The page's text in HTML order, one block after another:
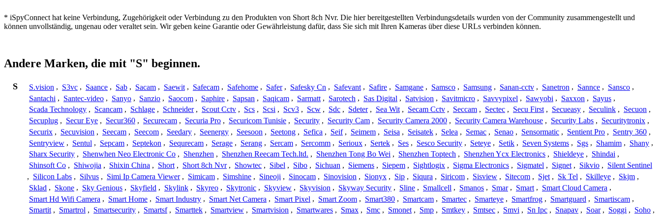
* iSpyConnect hat keine Verbindung, Zugehörigkeit oder Verbindung zu den Produkten von Short 8ch Nvr. Die hier bereitgestellten Verbindungsdetails wurden von der Community zusammengestellt und
können unvollständig, ungenau oder veraltet sein. Wir geben keine Garantie oder Gewährleistung dafür, dass Sie sich mit Ihren Kameras über diese URLs verbinden können.
Andere Marken, die mit "S" beginnen.
S S.vision , S3vc , Saance , Sab , Sacam , Saewit , Safecam , Safehome , Safer , Safesky Cn , Safevant , Safire , Samgane , Samsco , Samsung , Sanan-cctv , Sanetron , Sannce , Sansco ,
Santachi , Santec-video , Sanyo , Sanzio , Saocom , Saphire , Sapsan , Saqicam , Sarmatt , Sarotech , Sas Digital , Satvision , Savitmicro , Savvypixel , Sawyobi , Saxxon , Sayus ,
Scada Technology , Scancam , Schlage , Schneider , Scout Cctv , Scs , Scsi , Scv3 , Scw , Sdc , Sdeter , Sea Wit , Secam Cctv , Seccam , Sectec , Secu First , Secueasy , Seculink , Secuon ,
Secuplug , Secur Eye , Secur360 , Securecam , Securia Pro , Securicom Tunisie , Security , Security Cam , Security Camera 2000 , Security Camera Warehouse , Security Labs , Securitytronix ,
Securix , Secuvision , Seecam , Seecom , Seedary , Seenergy , Seesoon , Seetong , Sefica , Seif , Seimem , Seisa , Seisatek , Selea , Semac , Senao , Sensormatic , Sentient Pro , Sentry 360 ,
Sentryview , Sentul , Sepcam , Septekon , Sequrecam , Serage , Serang , Sercam , Sercomm , Serioux , Sertek , Ses , Sesco Security , Seteye , Setik , Seven Systems , Sgs , Shamim , Shany ,
Sharx Security , Shenwhen Neo Electronic Co , Shenzhen , Shenzhen Reecam Tech.ltd. , Shenzhen Tong Bo Wei , Shenzhen Toptech , Shenzhen Ycx Electronics , Shieldeye , Shindai ,
Shinsoft Co , Shiwojia , Shixin China , Short , Short 8ch Nvr , Showtec , Sibel , Sibo , Sichuan , Siemens , Siepem , Sightlogix , Sigma Electronics , Sigmatel , Signet , Sikvio , Silent Sentinel
, Silicon Labs , Silvus , Simi Ip Camera Viewer , Simicam , Simshine , Sineoji , Sinocam , Sinovision , Sionyx , Sip , Siqura , Siricom , Sisview , Sitecom , Sjet , Sk Tel , Skilleye , Skjm ,
Sklad , Skone , Sky Genious , Skyfield , Skylink , Skyreo , Skytronic , Skyview , Skyvision , Skyway Security , Sline , Smallcell , Smanos , Smar , Smart , Smart Cloud Camera ,
Smart Hd Wifi Camera , Smart Home , Smart Industry , Smart Net Camera , Smart Pixel , Smart Zoom , Smart380 , Smartcam , Smartec , Smarteye , Smartfrog , Smartguard , Smartiscam ,
Smartit , Smartrol , Smartsecurity , Smartsf , Smarttek , Smartview , Smartvision , Smartwares , Smax , Smc , Smonet , Smp , Smtkey , Smtsec , Smvi , Sn Ipc , Snapav , Soar , Soggi , Soho ,